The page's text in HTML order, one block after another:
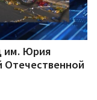
им. Юрия
Отечественной